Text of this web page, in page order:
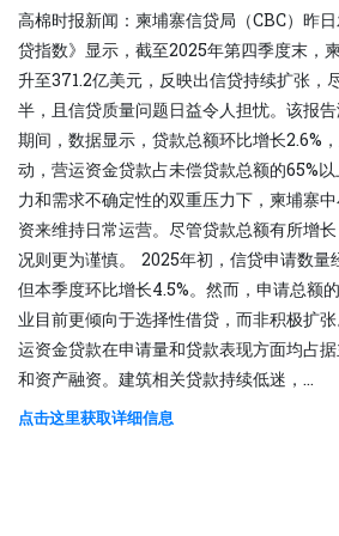
高棉时报新闻：柬埔寨信贷局（CBC）昨
贷指数》显示，截至2025年第四季度末，
升至371.2亿美元，反映出信贷持续扩张，
半，且信贷质量问题日益令人担忧。该报
期间，数据显示，贷款总额环比增长2.6%
动，营运资金贷款占未偿贷款总额的65%
力和需求不确定性的双重压力下，柬埔寨
资来维持日常运营。尽管贷款总额有所增
况则更为谨慎。 2025年初，信贷申请数量
但本季度环比增长4.5%。然而，申请总额
业目前更倾向于选择性借贷，而非积极扩
运资金贷款在申请量和贷款表现方面均占
和资产融资。建筑相关贷款持续低迷，...
点击这里获取详细信息